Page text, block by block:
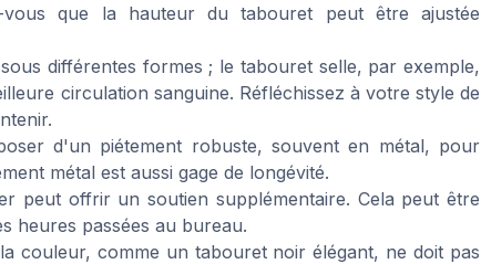
que la hauteur du tabouret peut être ajustée
différentes formes ; le tabouret selle, par exemple,
circulation sanguine. Réfléchissez à votre style de
d'un piétement robuste, souvent en métal, pour
métal est aussi gage de longévité.
peut offrir un soutien supplémentaire. Cela peut être
heures passées au bureau.
couleur, comme un tabouret noir élégant, ne doit pas